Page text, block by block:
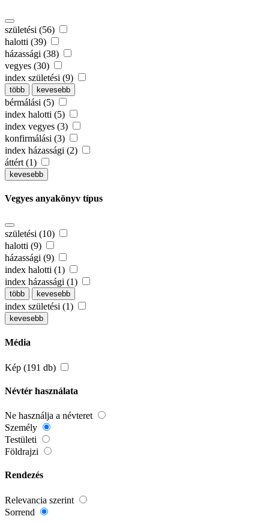
születési (56)
halotti (39)
házassági (38)
vegyes (30)
index születési (9)
több kevesebb
bérmálási (5)
index halotti (5)
index vegyes (3)
konfirmálási (3)
index házassági (2)
áttért (1)
kevesebb
Vegyes anyakönyv típus
születési (10)
halotti (9)
házassági (9)
index halotti (1)
index házassági (1)
több kevesebb
index születési (1)
kevesebb
Média
Kép (191 db)
Névtér használata
Ne használja a névteret
Személy
Testületi
Földrajzi
Rendezés
Relevancia szerint
Sorrend